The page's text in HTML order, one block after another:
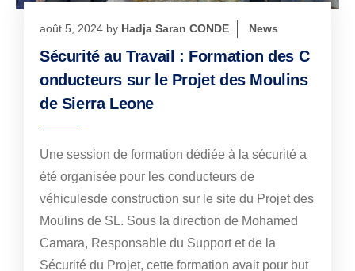
août 5, 2024 by Hadja Saran CONDE News
Sécurité au Travail : Formation des C
onducteurs sur le Projet des Moulins
de Sierra Leone
Une session de formation dédiée à la sécurité a
été organisée pour les conducteurs de
véhiculesde construction sur le site du Projet des
Moulins de SL. Sous la direction de Mohamed
Camara, Responsable du Support et de la
Sécurité du Projet, cette formation avait pour but